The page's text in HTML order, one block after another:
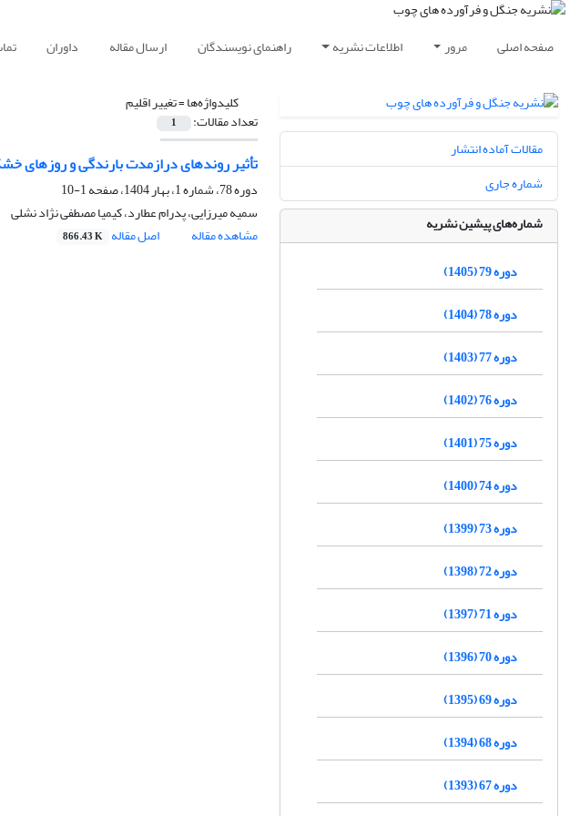
صفحه اصلی مرور اطلاعات نشریه راهنمای نویسندگان ارسال مقاله داوران
کلیدواژه‌ها =تغییر اقلیم
تعداد مقالات: 1
تأثیر روندهای درازمدت بارندگی و روزهای
دوره 78، شماره 1، بهار 1404، صفحه
1-10
سمیه میرزایی، پدرام عطارد، کیمیا مصطفی نژاد نشلی
مشاهده مقاله
اصل مقاله 866.43 K
مقالات آماده انتشار
شماره جاری
شماره‌های پیشین نشریه
دوره 79 (1405)
دوره 78 (1404)
دوره 77 (1403)
دوره 76 (1402)
دوره 75 (1401)
دوره 74 (1400)
دوره 73 (1399)
دوره 72 (1398)
دوره 71 (1397)
دوره 70 (1396)
دوره 69 (1395)
دوره 68 (1394)
دوره 67 (1393)